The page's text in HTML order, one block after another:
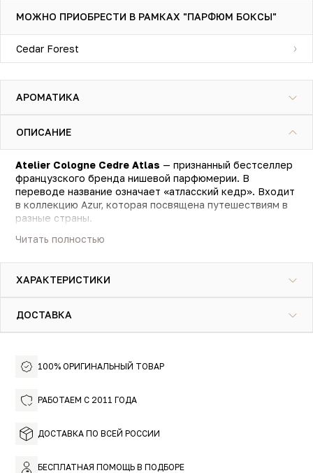
100% ОРИГИНАЛЬНЫЙ ТОВАР
РАБОТАЕМ С 2011 ГОДА
ДОСТАВКА ПО ВСЕЙ РОССИИ
БЕСПЛАТНАЯ ПОМОЩЬ В ПОДБОРЕ
МОЖНО ПРИОБРЕСТИ В РАМКАХ "ПАРФЮМ БОКСЫ"
Cedar Forest
АРОМАТИКА
ОПИСАНИЕ
Atelier Cologne Cedre Atlas — признанный бестселлер
французского бренда нишевой парфюмерии. В
переводе название означает «атласский кедр». Входит
в коллекцию Azur, которая посвящена путешествиям в
разные страны.
Это прогулка по снежному зимнему лесу и по
сменяются благородным кедром и бархатным
элегантный ветивер.
Atelier Cologne Cedre Atlas — это цитрусово-древесный
многогранный. Его необычное звучание — свежее, но не
прозрачное — создаёт ощущение уверенности и покоя.
Читать полностью
ХАРАКТЕРИСТИКИ
ДОСТАВКА